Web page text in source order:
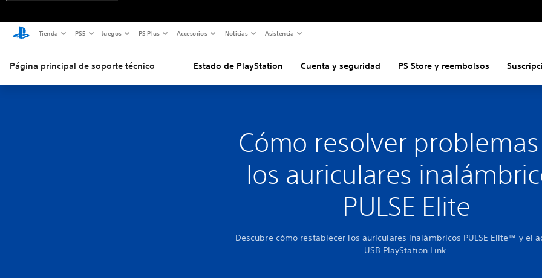
Tienda PS5 Juegos PS Plus Accesorios Noticias Asistencia
Página principal de soporte técnico Estado de PlayStation Cuenta y seguridad PS Store y reembolsos
Cómo resolver
los auriculares
PULSE Elite
Descubre cómo restablecer los auriculares inalámbricos PULSE Elite™ y el
USB PlayStation Link.